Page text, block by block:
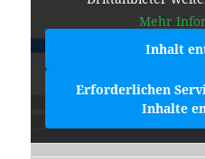
Mehr
Inhalt
Erforderlichen
Inhalte